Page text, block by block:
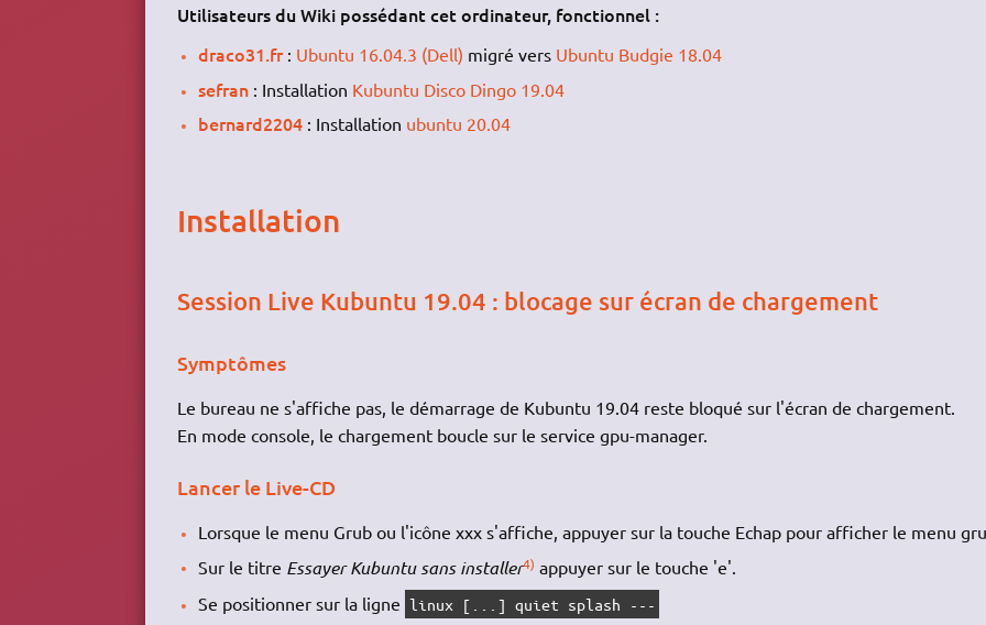
Utilisateurs du Wiki possédant cet ordinateur, fonctionnel :
draco31.fr: Ubuntu 16.04.3 (Dell) migré vers Ubuntu Budgie 18.04
sefran : Installation Kubuntu Disco Dingo 19.04
bernard2204 : Installation ubuntu 20.04
Installation
Session Live Kubuntu 19.04 : blocage sur écran de chargement
Symptômes
Le bureau ne s'affiche pas, le démarrage de Kubuntu 19.04 reste bloqué sur l'écran de chargement.
En mode console, le chargement boucle sur le service gpu-manager.
Lancer le Live-CD
Lorsque le menu Grub ou l'icône xxx s'affiche, appuyer sur la touche Echap pour afficher le menu
Sur le titre Essayer Kubuntu sans installer4) appuyer sur le touche 'e'.
Se positionner sur la ligne linux [...] quiet splash ---